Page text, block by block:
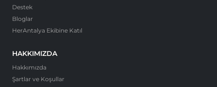
Destek
Bloglar
HerAntalya Ekibine Katıl
HAKKIMIZDA
Hakkımızda
Şartlar ve Koşullar